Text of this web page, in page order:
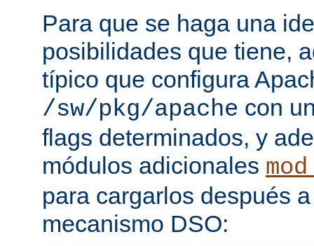
Para que se haga una
posibilidades que tiene,
típico que configura
/sw/pkg/apache con
flags determinados, y
módulos adicionales
para cargarlos después
mecanismo DSO: